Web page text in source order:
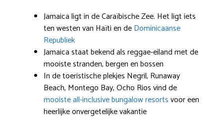
Jamaica ligt in de Caraïbische Zee. Het ligt iets
ten westen van Haïti en deDominicaanse
Republiek
Jamaica staat bekend als reggae-eiland met de
mooiste stranden, bergen en bossen
In de toeristische plekjes Negril, Runaway
Beach, Montego Bay, Ocho Rios vind de
mooiste all-inclusive bungalow resortsvoor een
heerlijke onvergetelijke vakantie